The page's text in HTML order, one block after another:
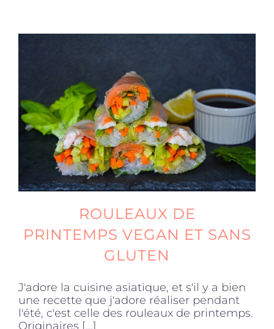
ROULEAUX DE
PRINTEMPS VEGAN ET SANS
GLUTEN
J'adore la cuisine asiatique, et s'il y a bien
une recette que j'adore réaliser pendant
l'été, c'est celle des rouleaux de printemps.
Originaires [...]